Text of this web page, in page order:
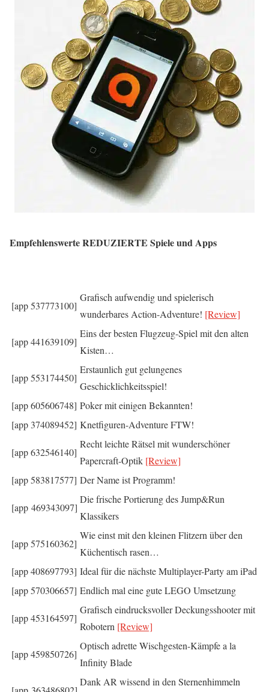
Empfehlenswerte REDUZIERTE Spiele und Apps
[app 537773100]
Grafisch aufwendig und spielerisch
wunderbares Action-Adventure! [Review]
[app 441639109]
Eins der besten Flugzeug-Spiel mit den alten
Kisten…
[app 553174450]
Erstaunlich gut gelungenes
Geschicklichkeitsspiel!
[app 605606748] Poker mit einigen Bekannten!
[app 374089452] Knetfiguren-Adventure FTW!
[app 632546140]
Recht leichte Rätsel mit wunderschöner
Papercraft-Optik [Review]
[app 583817577] Der Name ist Programm!
[app 469343097]
Die frische Portierung des Jump&Run
Klassikers
[app 575160362]
Wie einst mit den kleinen Flitzern über den
Küchentisch rasen…
[app 408697793] Ideal für die nächste Multiplayer-Party am iPad
[app 570306657] Endlich mal eine gute LEGO Umsetzung
[app 453164597]
Grafisch eindrucksvoller Deckungsshooter mit
Robotern [Review]
[app 459850726]
Optisch adrette Wischgesten-Kämpfe a la
Infinity Blade
Dank AR wissend in den Sternenhimmeln